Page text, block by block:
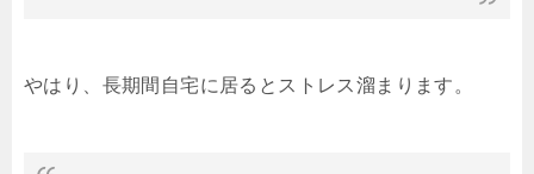
やはり、長期間自宅に居るとストレス溜まります。